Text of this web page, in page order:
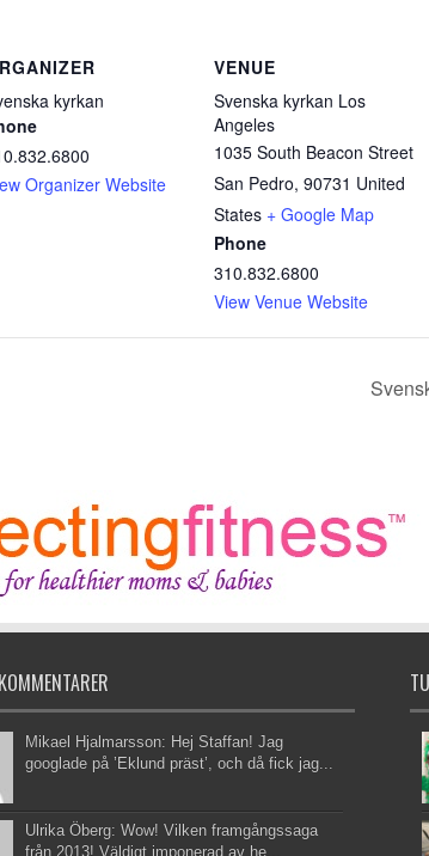
kyrkan
Organizer Website
VENUE
Svenska kyrkan Los
Angeles
1035 South Beacon Street
San Pedro, 90731 United
States + Google Map
Phone
310.832.6800
View Venue Website
Mikael Hjalmarsson: Hej Staffan! Jag
googlade på ’Eklund präst’, och då fick jag...
Ulrika Öberg: Wow! Vilken framgångssaga
från 2013! Väldigt imponerad av he...